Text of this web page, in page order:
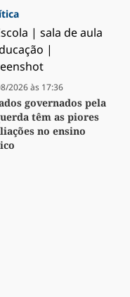
2026 às 17:36
governados pela
têm as piores
no ensino